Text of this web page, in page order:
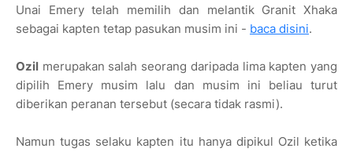
Unai Emery telah memilih dan melantik Granit Xhaka
sebagai kapten tetap pasukan musim ini - baca disini.
Ozil merupakan salah seorang daripada lima kapten yang
dipilih Emery musim lalu dan musim ini beliau turut
diberikan peranan tersebut (secara tidak rasmi).
Namun tugas selaku kapten itu hanya dipikul Ozil ketika